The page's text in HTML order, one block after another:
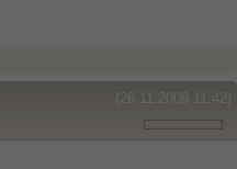
(26.11.2009 11:42)